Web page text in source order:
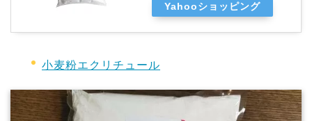
Yahooショッピング
小麦粉エクリチュール